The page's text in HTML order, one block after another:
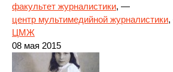
факультет журналистики, —
центр мультимедийной журналистики
ЦМЖ
08 мая 2015